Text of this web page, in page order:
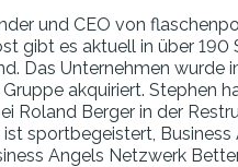
und CEO von
gibt es aktuell in über 190
Das Unternehmen wurde
akquiriert. Stephen
Roland Berger in der
sportbegeistert, Business
Angels Netzwerk